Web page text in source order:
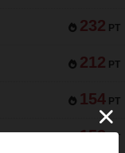
232 PT
212 PT
154 PT
152 PT